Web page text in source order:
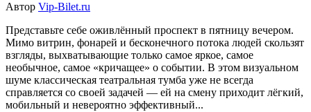
Автор Vip-Bilet.ru
Представьте себе оживлённый проспект в пятницу вечером.
Мимо витрин, фонарей и бесконечного потока людей скользят
взгляды, выхватывающие только самое яркое, самое
необычное, самое «кричащее» о событии. В этом визуальном
шуме классическая театральная тумба уже не всегда
справляется со своей задачей — ей на смену приходит лёгкий,
мобильный и невероятно эффективный...